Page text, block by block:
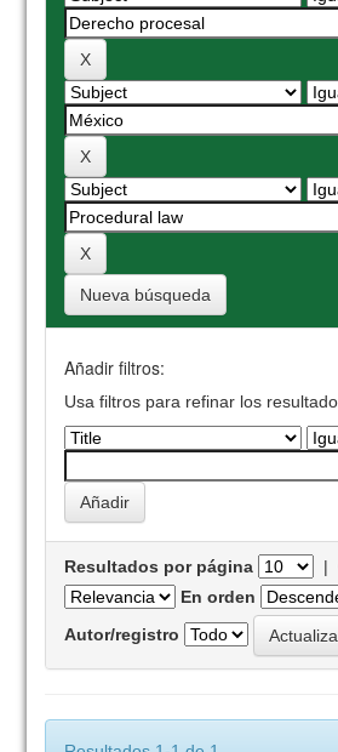
Nueva búsqueda
Añadir filtros:
Usa filtros para refinar los
Resultados por página |
En orden
Autor/registro